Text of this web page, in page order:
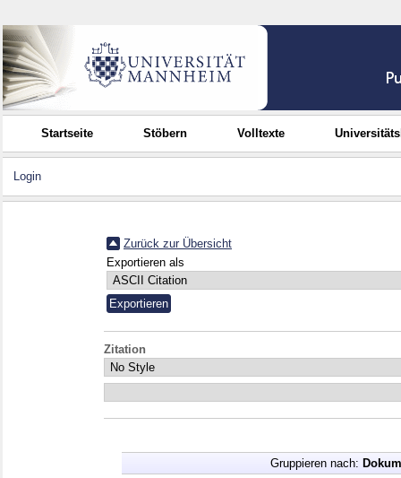
Startseite Stöbern Volltexte
Login
Zurück zur Übersicht
Exportieren als
Zitation
Gruppieren nach: